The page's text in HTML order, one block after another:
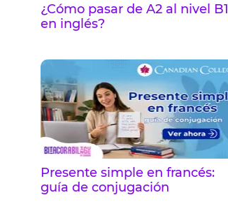
¿Cómo pasar de A2 al nivel B1
en inglés?
Presente simple en francés:
guía de conjugación